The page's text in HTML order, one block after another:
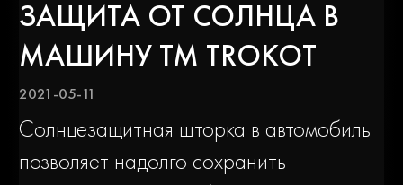
ЗАЩИТА ОТ СОЛНЦА В
МАШИНУ ТМ TROKOT
2021-05-11
Солнцезащитная шторка в автомобиль
позволяет надолго сохранить